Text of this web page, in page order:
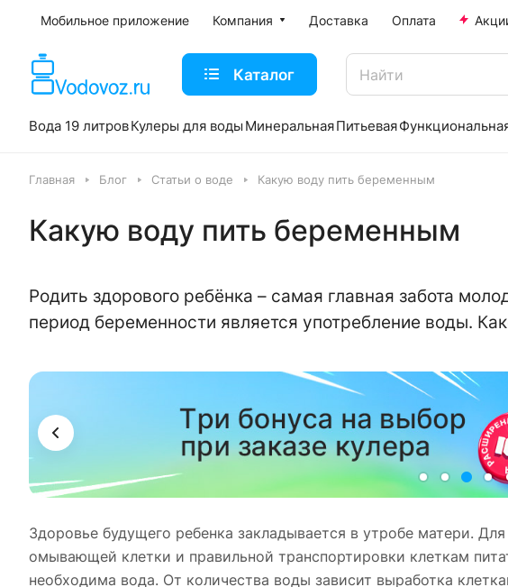
Мобильное приложение Компания Доставка Оплата
Каталог
Вода 19 литровКулеры для воды МинеральнаяПитьевая
Главная Блог Статьи о воде Какую воду пить беременным
Какую воду пить беременным
Родить здорового ребёнка – самая главная забота
период беременности является употребление воды.
Здоровье будущего ребенка закладывается в утробе матери.
омывающей клетки и правильной транспортировки клеткам
необходима вода. От количества воды зависит выработка